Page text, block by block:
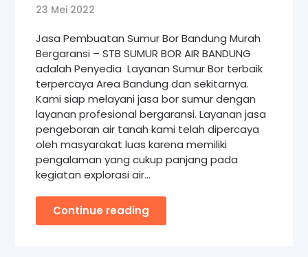
23 Mei 2022
Jasa Pembuatan Sumur Bor Bandung Murah
Bergaransi – STB SUMUR BOR AIR BANDUNG
adalah Penyedia Layanan Sumur Bor terbaik
terpercaya Area Bandung dan sekitarnya.
Kami siap melayani jasa bor sumur dengan
layanan profesional bergaransi. Layanan jasa
pengeboran air tanah kami telah dipercaya
oleh masyarakat luas karena memiliki
pengalaman yang cukup panjang pada
kegiatan explorasi air…
Continue reading